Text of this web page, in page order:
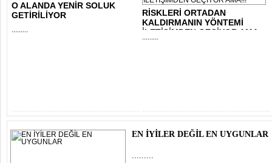
O ALANDA YENİR SOLUK
GETİRİLİYOR
.........
RİSKLERİ ORTADAN
KALDIRMANIN YÖNTEMİ
İLETİŞİMDEN GEÇİYOR AMA..
.........
EN İYİLER DEĞİL EN UYGUNLAR
.........